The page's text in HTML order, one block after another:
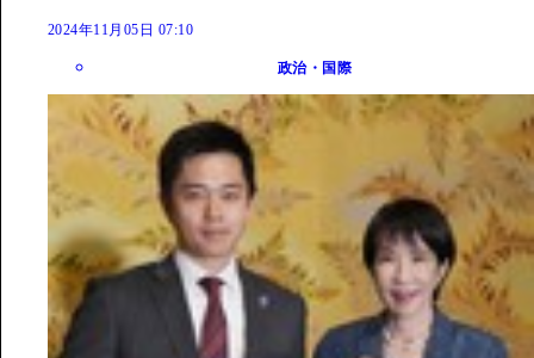
2024年11月05日 07:10
政治・国際